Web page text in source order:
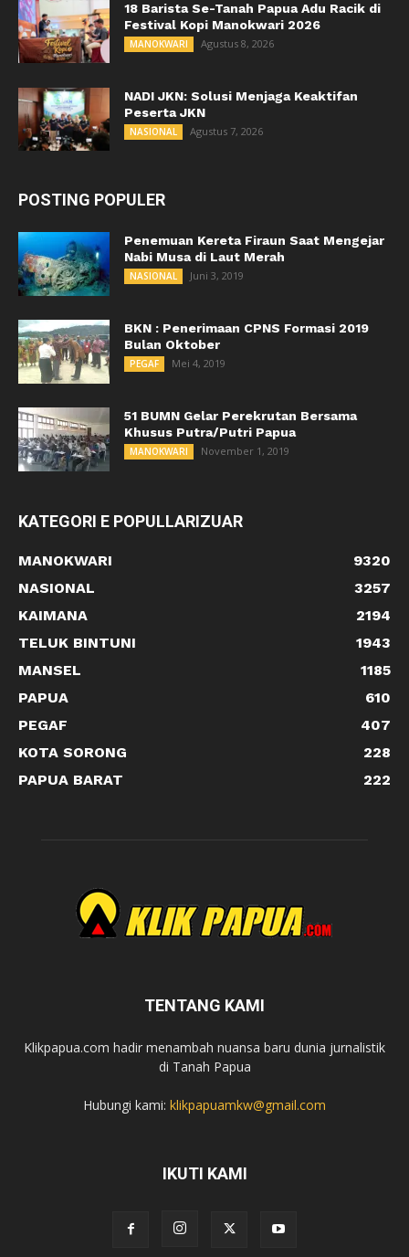
18 Barista Se-Tanah Papua Adu Racik di
Festival Kopi Manokwari 2026
MANOKWARI Agustus 8, 2026
NADI JKN: Solusi Menjaga Keaktifan
Peserta JKN
NASIONAL Agustus 7, 2026
POSTING POPULER
Penemuan Kereta Firaun Saat Mengejar
Nabi Musa di Laut Merah
NASIONAL Juni 3, 2019
BKN : Penerimaan CPNS Formasi 2019
Bulan Oktober
PEGAF Mei 4, 2019
51 BUMN Gelar Perekrutan Bersama
Khusus Putra/Putri Papua
MANOKWARI November 1, 2019
KATEGORI E POPULLARIZUAR
MANOKWARI
9320
NASIONAL
3257
KAIMANA
2194
TELUK BINTUNI
1943
MANSEL
1185
PAPUA
610
PEGAF
407
KOTA SORONG
228
PAPUA BARAT
222
TENTANG KAMI
Klikpapua.com hadir menambah nuansa baru dunia jurnalistik
di Tanah Papua
Hubungi kami: klikpapuamkw@gmail.com
IKUTI KAMI